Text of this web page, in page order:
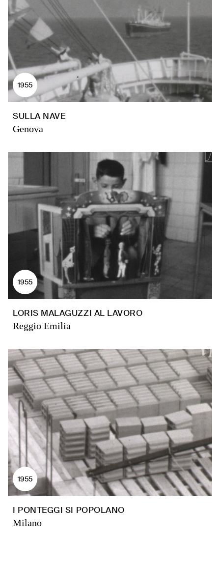
1955
SULLA NAVE
Genova
1955
LORIS MALAGUZZI AL LAVORO
Reggio Emilia
1955
I PONTEGGI SI POPOLANO
Milano